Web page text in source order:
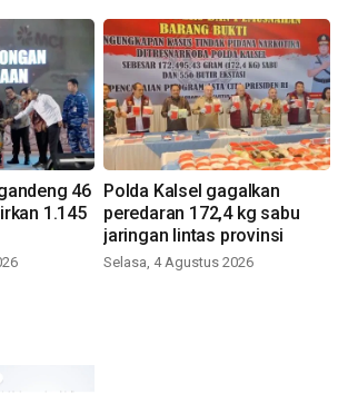
46
1.145
Polda Kalsel gagalkan
peredaran 172,4 kg sabu
jaringan lintas provinsi
Selasa, 4 Agustus 2026